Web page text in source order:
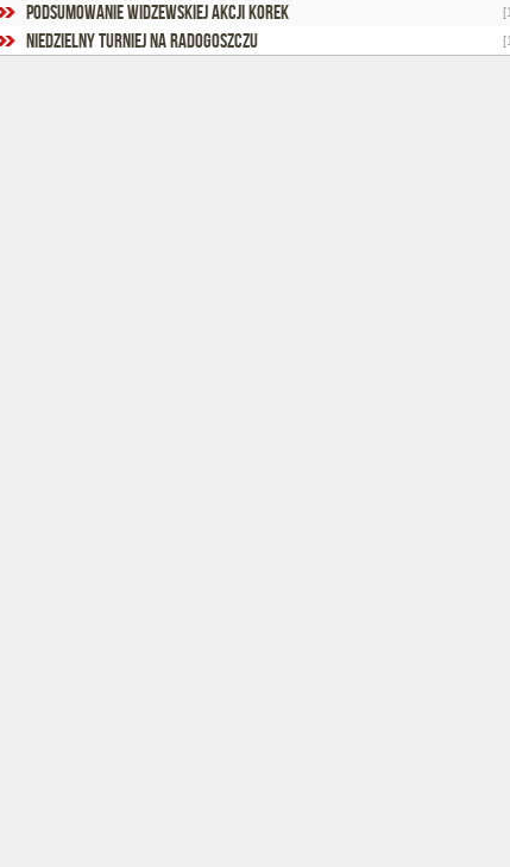
Podsumowanie widzewskiej akcji KOREK
Niedzielny turniej na Radogoszczu